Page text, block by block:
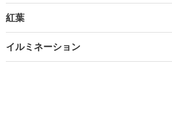
紅葉
イルミネーション